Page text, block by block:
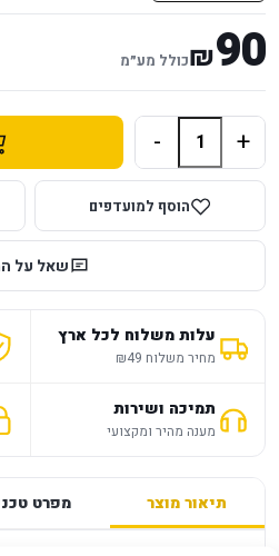
90
₪כולל מע״מ
+
-
הוסף למועדפים
שאל על
עלות משלוח לכל ארץ
מחיר משלוח ₪49
תמיכה ושירות
מענה מהיר ומקצועי
תיאור מוצר מפרט